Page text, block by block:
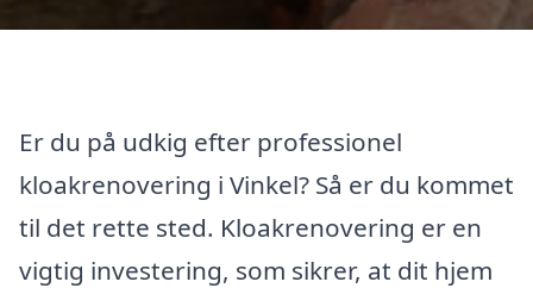
Er du på udkig efter professionel
kloakrenovering i Vinkel? Så er du kommet
til det rette sted. Kloakrenovering er en
vigtig investering, som sikrer, at dit hjem